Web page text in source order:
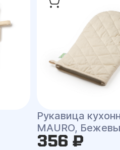
Рукавица
MAURO,
356 ₽